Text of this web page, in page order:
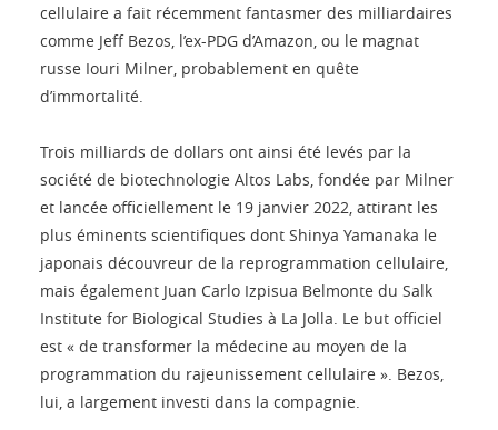
cellulaire a fait récemment fantasmer des milliardaires
comme Jeff Bezos, l’ex-PDG d’Amazon, ou le magnat
russe Iouri Milner, probablement en quête
d’immortalité.
Trois milliards de dollars ont ainsi été levés par la
société de biotechnologie Altos Labs, fondée par Milner
et lancée officiellement le 19 janvier 2022, attirant les
plus éminents scientifiques dont Shinya Yamanaka le
japonais découvreur de la reprogrammation cellulaire,
mais également Juan Carlo Izpisua Belmonte du Salk
Institute for Biological Studies à La Jolla. Le but officiel
est « de transformer la médecine au moyen de la
programmation du rajeunissement cellulaire ». Bezos,
lui, a largement investi dans la compagnie.